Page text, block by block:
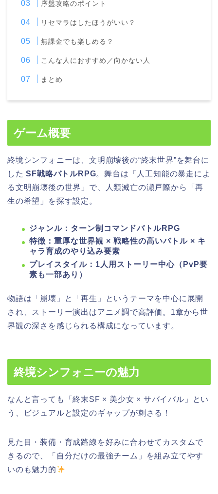
序盤攻略のポイント
リセマラはしたほうがいい？
無課金でも楽しめる？
こんな人におすすめ／向かない人
まとめ
ゲーム概要
終境シンフォニーは、文明崩壊後の“終末世界”を舞台に
したSF戦略バトルRPG。舞台は「人工知能の暴走によ
る文明崩壊後の世界」で、人類滅亡の瀬戸際から「再
生の希望」を探す設定。
ジャンル：ターン制コマンドバトルRPG
特徴：重厚な世界観 × 戦略性の高いバトル × キ
ャラ育成のやり込み要素
プレイスタイル：1人用ストーリー中心（PvP要
素も一部あり）
物語は「崩壊」と「再生」というテーマを中心に展開
され、ストーリー演出はアニメ調で高評価。1章から世
界観の深さを感じられる構成になっています。
終境シンフォニーの魅力
なんと言っても「終末SF × 美少女 × サバイバル」とい
う、ビジュアルと設定のギャップが刺さる！
見た目・装備・育成路線を好みに合わせてカスタムで
きるので、「自分だけの最強チーム」を組み立てやす
いのも魅力的